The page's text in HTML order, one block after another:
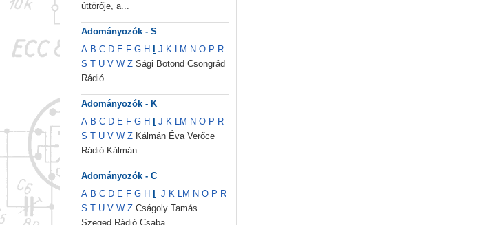
úttörője, a...
Adományozók - S
A B C D E F G H J K LM N O P R
S T U V W Z Sági Botond Csongrád
Rádió...
Adományozók - K
A B C D E F G H J K LM N O P R
S T U V W Z Kálmán Éva Verőce
Rádió Kálmán...
Adományozók - C
A B C D E F G H J K LM N O P R
S T U V W Z Cságoly Tamás
Szeged Rádió Csaba...